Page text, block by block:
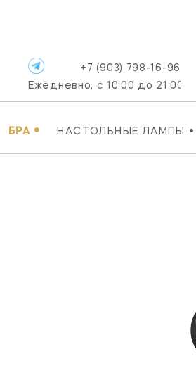
БРА • НАСТОЛЬНЫЕ ЛАМПЫ •
+7 (903) 798-16-96
Ежедневно, с 10:00 до 21:00